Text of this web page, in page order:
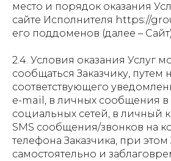
место и порядок оказания
сайте Исполнителя https://
его поддоменов (далее –
2.4. Условия оказания Услуг
сообщаться Заказчику, путем
соответствующего
e-mail, в личных сообщения в
социальных сетей, в личный
SMS сообщения/звонков на
телефона Заказчика, при этом
самостоятельно и